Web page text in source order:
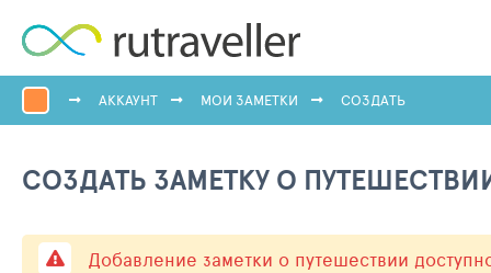
АККАУНТ МОИ ЗАМЕТКИ СОЗДАТЬ
СОЗДАТЬ ЗАМЕТКУ О
Добавление заметки о путешествии